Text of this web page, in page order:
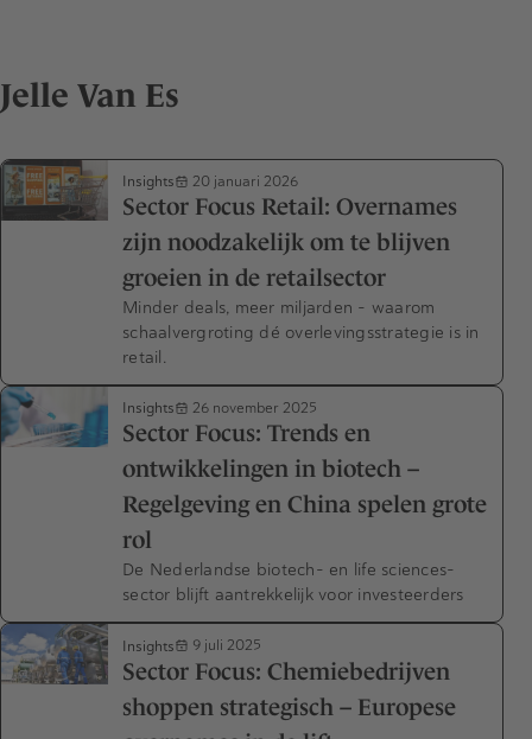
Jelle Van Es
Insights 20 januari 2026
Sector Focus Retail: Overnames
zijn noodzakelijk om te blijven
groeien in de retailsector
Minder deals, meer miljarden – waarom
schaalvergroting dé overlevingsstrategie is in
retail.
Insights 26 november 2025
Sector Focus: Trends en
ontwikkelingen in biotech –
Regelgeving en China spelen grote
rol
De Nederlandse biotech- en life sciences-
sector blijft aantrekkelijk voor investeerders
Insights 9 juli 2025
Sector Focus: Chemiebedrijven
shoppen strategisch – Europese